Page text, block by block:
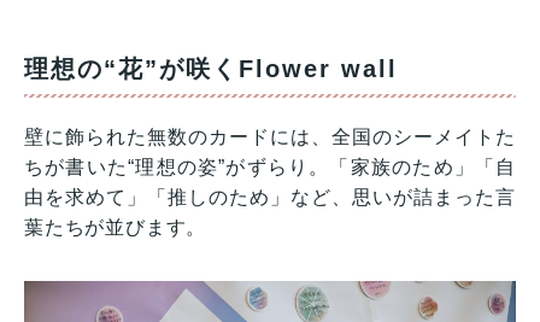
理想の“花”が咲くFlower wall
壁に飾られた無数のカードには、全国のシーメイトた
ちが書いた“理想の姿”がずらり。「家族のため」「自
由を求めて」「推しのため」など、思いが詰まった言
葉たちが並びます。